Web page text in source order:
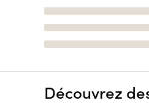
Découvrez